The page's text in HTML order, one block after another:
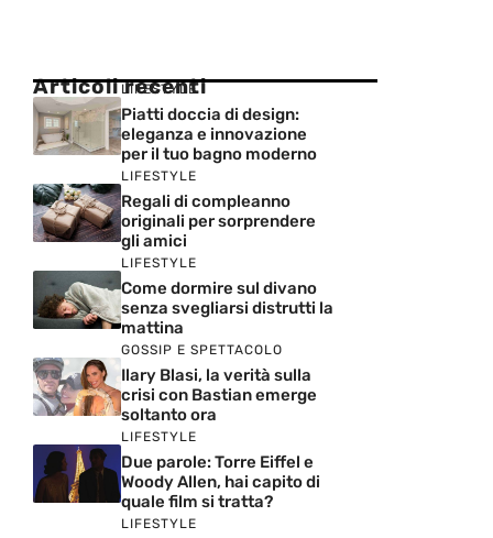
Articoli recenti
LIFESTYLE
Piatti doccia di design:
eleganza e innovazione
per il tuo bagno moderno
LIFESTYLE
Regali di compleanno
originali per sorprendere
gli amici
LIFESTYLE
Come dormire sul divano
senza svegliarsi distrutti la
mattina
GOSSIP E SPETTACOLO
Ilary Blasi, la verità sulla
crisi con Bastian emerge
soltanto ora
LIFESTYLE
Due parole: Torre Eiffel e
Woody Allen, hai capito di
quale film si tratta?
LIFESTYLE